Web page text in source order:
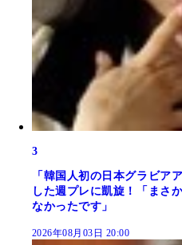
3
「韓国人初の日本グラビア
した週プレに凱旋！「まさ
なかったです」
2026年08月03日 20:00